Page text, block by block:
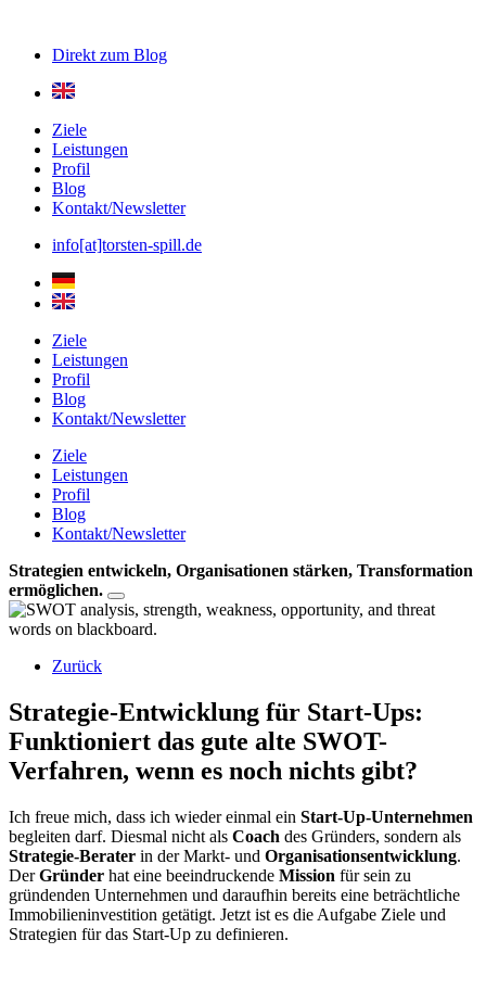
Direkt zum Blog
Ziele
Leistungen
Profil
Blog
Kontakt/Newsletter
info[at]torsten-spill.de
Ziele
Leistungen
Profil
Blog
Kontakt/Newsletter
Ziele
Leistungen
Profil
Blog
Kontakt/Newsletter
Strategien entwickeln, Organisationen stärken, Transformation
ermöglichen.
Zurück
Strategie-Entwicklung für Start-Ups:
Funktioniert das gute alte SWOT-
Verfahren, wenn es noch nichts gibt?
Ich freue mich, dass ich wieder einmal ein Start-Up-Unternehmen
begleiten darf. Diesmal nicht als Coach des Gründers, sondern als
Strategie-Berater in der Markt- und Organisationsentwicklung.
DerGründer hat eine beeindruckende Mission für sein zu
gründenden Unternehmen und daraufhin bereits eine beträchtliche
Immobilieninvestition getätigt. Jetzt ist es die Aufgabe Ziele und
Strategien für das Start-Up zu definieren.